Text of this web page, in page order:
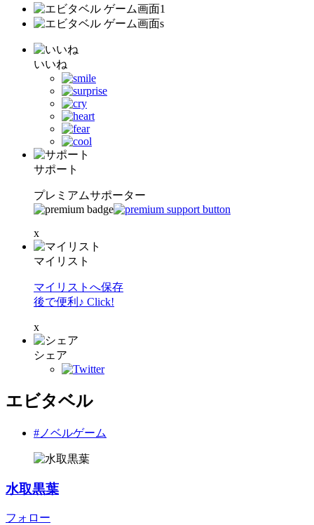
いいね
サポート
プレミアムサポーター
x
マイリスト
マイリストへ保存
後で便利♪ Click!
x
シェア
エビタベル
#ノベルゲーム
水取黒葉
フォロー